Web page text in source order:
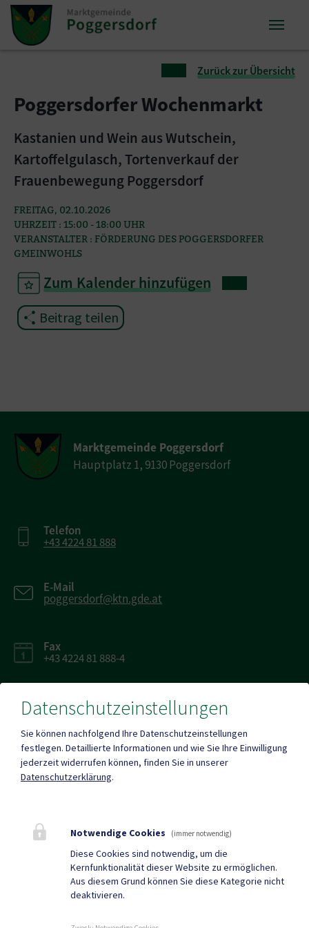
Zum Inhalt springen
Zum Seitenende springen
Zurück zur Übersicht
Poggersdorfer Wochenmarkt
Kastanien und Wein aus Wutschein,
Kartoffelgulasch, Tortenverkauf der
Frauenbewegung Poggersdorf
FREITAG, 02.10.2026
UHRZEIT : 15:00 - 18:00 UHR
VERANSTALTER : FÖRDERUNG DES POGGERSDORFER
GMEINWOHLS
Zum Kalender hinzufügen
Beitrag teilen
Marktgemeinde Poggersdorf
Hauptplatz 1, 9130 Poggersdorf
Telefon
+43 4224 81 888
E-Mail
poggersdorf@ktn.gde.at
Fax
+43 4224 81 888-4
Parteienverkehr
Heute , Geschlossen
Quicklinks
Gemeindezeitung
Neuigkeiten
Datenschutzeinstellungen
Sie können nachfolgend Ihre Datenschutzeinstellungen
festlegen. Detaillierte Informationen und wie Sie Ihre Einwilligung
jederzeit widerrufen können, finden Sie in unserer
Datenschutzerklärung.
Notwendige Cookies (immer notwendig)
Diese Cookies sind notwendig, um die
Kernfunktionalität dieser Website zu ermöglichen.
Aus diesem Grund können Sie diese Kategorie nicht
deaktivieren.